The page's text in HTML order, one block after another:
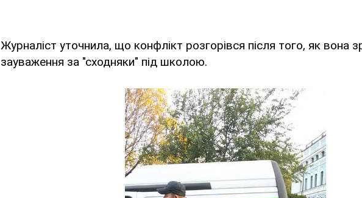
Журналіст уточнила, що конфлікт розгорівся після того, як вона
зауваження за "сходняки" під школою.